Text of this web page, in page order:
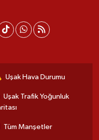
Uşak Hava Durumu
Uşak Trafik Yoğunluk
Tüm Manşetler